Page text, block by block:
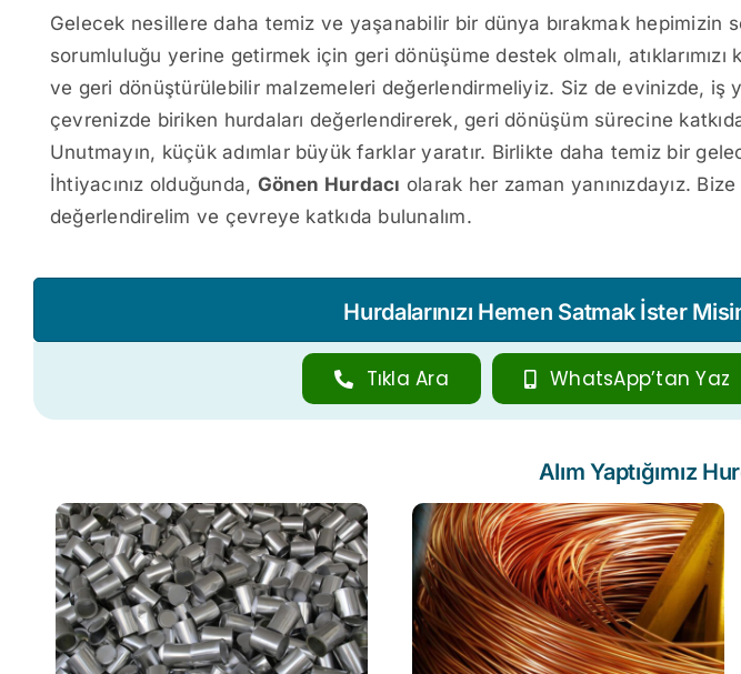
Gelecek nesillere daha temiz ve yaşanabilir bir dünya bırakmak hepimizin
sorumluluğu yerine getirmek için geri dönüşüme destek olmalı, atıklarımızı
ve geri dönüştürülebilir malzemeleri değerlendirmeliyiz. Siz de evinizde, iş
çevrenizde biriken hurdaları değerlendirerek, geri dönüşüm sürecine
Unutmayın, küçük adımlar büyük farklar yaratır. Birlikte daha temiz bir
İhtiyacınız olduğunda, Gönen Hurdacı olarak her zaman yanınızdayız. Bize
değerlendirelim ve çevreye katkıda bulunalım.
Hurdalarınızı Hemen Satmak İster
Tıkla Ara WhatsApp’tan Yaz
Alım Yaptığımız